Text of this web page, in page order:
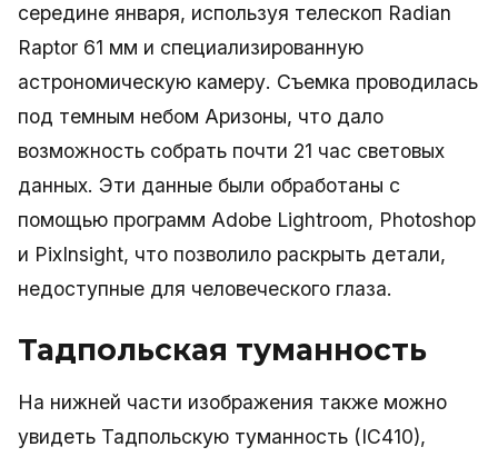
середине января, используя телескоп Radian
Raptor 61 мм и специализированную
астрономическую камеру. Съемка проводилась
под темным небом Аризоны, что дало
возможность собрать почти 21 час световых
данных. Эти данные были обработаны с
помощью программ Adobe Lightroom, Photoshop
и PixInsight, что позволило раскрыть детали,
недоступные для человеческого глаза.
Тадпольская туманность
На нижней части изображения также можно
увидеть Тадпольскую туманность (IC410),